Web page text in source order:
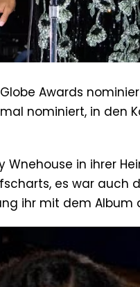
Awards
nominiert, in den
Wnehouse in ihrer
es war auch
ihr mit dem